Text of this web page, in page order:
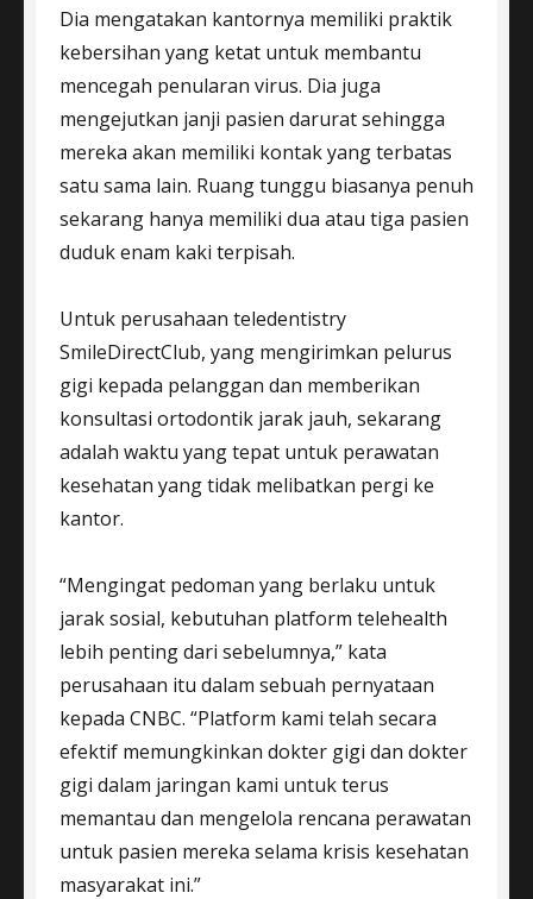
Dia mengatakan kantornya memiliki praktik
kebersihan yang ketat untuk membantu
mencegah penularan virus. Dia juga
mengejutkan janji pasien darurat sehingga
mereka akan memiliki kontak yang terbatas
satu sama lain. Ruang tunggu biasanya penuh
sekarang hanya memiliki dua atau tiga pasien
duduk enam kaki terpisah.
Untuk perusahaan teledentistry
SmileDirectClub, yang mengirimkan pelurus
gigi kepada pelanggan dan memberikan
konsultasi ortodontik jarak jauh, sekarang
adalah waktu yang tepat untuk perawatan
kesehatan yang tidak melibatkan pergi ke
kantor.
“Mengingat pedoman yang berlaku untuk
jarak sosial, kebutuhan platform telehealth
lebih penting dari sebelumnya,” kata
perusahaan itu dalam sebuah pernyataan
kepada CNBC. “Platform kami telah secara
efektif memungkinkan dokter gigi dan dokter
gigi dalam jaringan kami untuk terus
memantau dan mengelola rencana perawatan
untuk pasien mereka selama krisis kesehatan
masyarakat ini.”